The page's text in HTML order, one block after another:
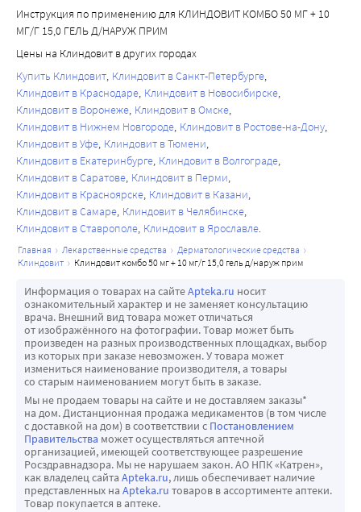
Инструкция по применению для КЛИНДОВИТ КОМБО 50 МГ + 10
МГ/Г 15,0 ГЕЛЬ Д/НАРУЖ ПРИМ
Цены на Клиндовит в других городах
Купить Клиндовит Клиндовит в Санкт-Петербурге
Клиндовит в Краснодаре Клиндовит в Новосибирске
Клиндовит в Воронеже Клиндовит в Омске
Клиндовит в Нижнем Новгороде Клиндовит в Ростове-на-Дону
Клиндовит в Уфе Клиндовит в Тюмени
Клиндовит в Екатеринбурге Клиндовит в Волгограде
Клиндовит в Саратове Клиндовит в Перми
Клиндовит в Красноярске Клиндовит в Казани
Клиндовит в Самаре Клиндовит в Челябинске
Клиндовит в Ставрополе Клиндовит в Ярославле
главная лекарственные средства
дерматологические средства
клиндовит
клиндовит комбо 50 мг + 10 мг/г 15,0 гель д/наруж прим
Информация о товарах на сайтеApteka.ru носит
ознакомительный характер и не заменяет консультацию
врача. Внешний вид товара может отличаться
от изображённого на фотографии. Товар может быть
произведен на разных производственных площадках, выбор
из которых при заказе невозможен. У товара может
измениться наименование производителя, а товары
со старым наименованием могут быть в заказе.
Мы не продаем товары на сайте и не доставляем заказы*
на дом. Дистанционная продажа медикаментов (в том числе
с доставкой на дом) в соответствии с Постановлением
Правительства может осуществляться аптечной
организацией, имеющей соответствующее разрешение
Росздравнадзора. Мы не нарушаем закон. АО НПК «Катрен»,
как владелец сайта Apteka.ru, лишь обеспечивает наличие
представленных на Apteka.ru товаров в ассортименте аптеки.
Товар покупается в аптеке.